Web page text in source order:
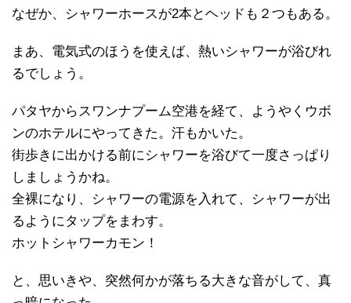
なぜか、シャワーホースが2本とヘッドも２つもある。
まあ、電気式のほうを使えば、熱いシャワーが浴びれ
るでしょう。
パタヤからスワンナプーム空港を経て、ようやくウボ
ンのホテルにやってきた。汗もかいた。
街歩きに出かける前にシャワーを浴びて一度さっぱり
しましょうかね。
全裸になり、シャワーの電源を入れて、シャワーが出
るようにタップをまわす。
ホットシャワーカモン！
と、思いきや、突然何かが落ちる大きな音がして、真